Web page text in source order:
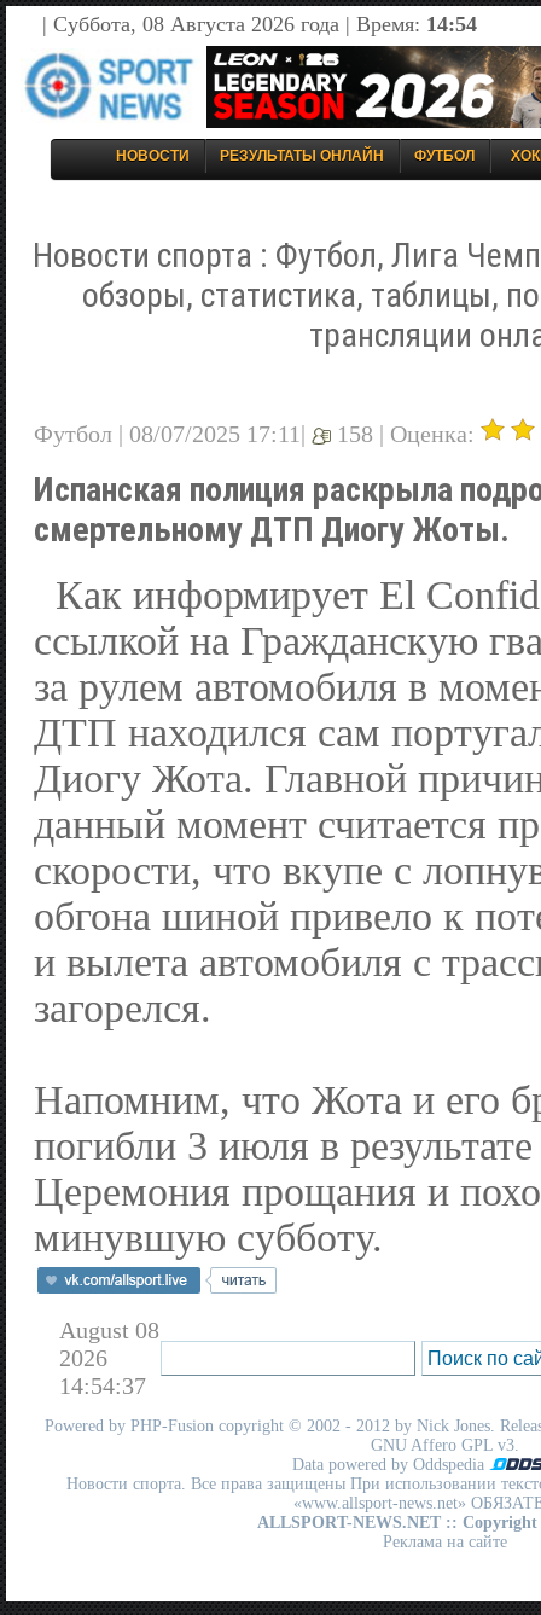
| Суббота, 08 Августа 2026 года | Время: 14:54
НОВОСТИ РЕЗУЛЬТАТЫ ОНЛАЙН ФУТБОЛ
Новости спорта : Футбол, Лига
обзоры, статистика, таблицы,
трансляции
Футбол | 08/07/2025 17:11| 158 | Оценка:
Испанская полиция раскрыла
смертельному ДТП Диогу Жоты.
Как информирует El
ссылкой на Гражданскую
за рулем автомобиля в
ДТП находился сам
Диогу Жота. Главной
данный момент считается
скорости, что вкупе с
обгона шиной привело к
и вылета автомобиля с
загорелся.
Напомним, что Жота и его
погибли 3 июля в
Церемония прощания и
минувшую субботу.
August 08
2026
14:54:37
Powered by PHP-Fusion copyright © 2002 - 2012 by Nick Jones.
GNU Affero GPL v3.
Data powered by Oddspedia
Новости спорта. Все права защищены При использовании
«www.allsport-news.net»
ALLSPORT-NEWS.NET :: Copyright
Реклама на сайте